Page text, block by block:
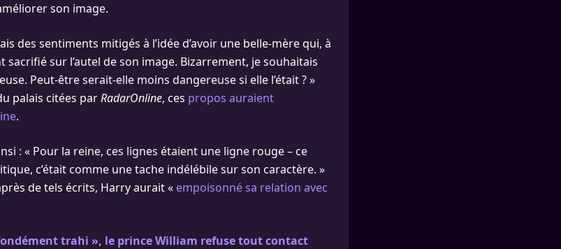
son image.
des sentiments mitigés à l’idée d’avoir une belle-mère qui, à
sacrifié sur l’autel de son image. Bizarrement, je souhaitais
Peut-être serait-elle moins dangereuse si elle l’était ? »
palais citées parRadarOnline, ces propos auraient
.
: « Pour la reine, ces lignes étaient une ligne rouge – ce
c’était comme une tache indélébile sur son caractère. »
de tels écrits, Harry aurait « empoisonné sa relation avec
trahi », le prince William refuse tout contact